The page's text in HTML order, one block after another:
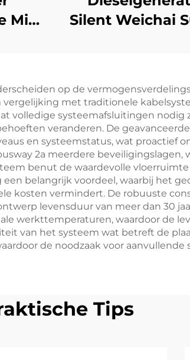
Mini
Silent Weichai
op de
met traditionele
volledige systeemafsluitingen nodig
veranderen. De
en systeemstatus, wat proactief
2a meerdere
benut de waardevolle
belangrijk voordeel, waarbij het
kosten vermindert. De robuuste
levensduur van meer dan 30
werkttemperaturen, waardoor de
van het systeem wat betreft de
de noodzaak voor
Tips